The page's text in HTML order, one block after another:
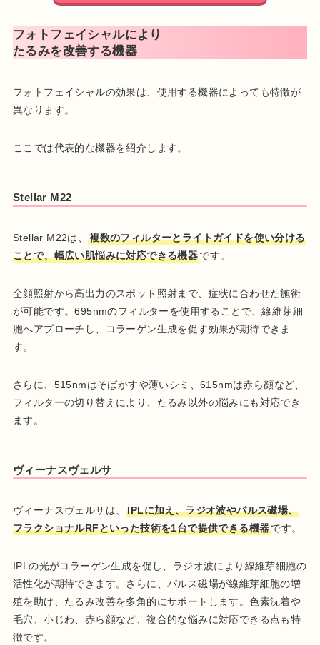
フォトフェイシャルにより
たるみを改善する機器
フォトフェイシャルの効果は、使用する機器によっても特徴が
異なります。
ここでは代表的な機器を紹介します。
Stellar M22
Stellar M22は、複数のフィルターとライトガイドを使い分ける
ことで、幅広い肌悩みに対応できる機器です。
全顔照射から高出力のスポット照射まで、症状に合わせた施術
が可能です。695nmのフィルターを使用することで、線維芽細
胞へアプローチし、コラーゲン生成を促す効果が期待できま
す。
さらに、515nmはそばかすや薄いシミ、615nmは赤ら顔など、
フィルターの切り替えにより、たるみ以外の悩みにも対応でき
ます。
ヴィーナスヴェルサ
ヴィーナスヴェルサは、IPLに加え、ラジオ波やパルス磁場、
フラクショナルRFといった技術を1台で提供できる機器です。
IPLの光がコラーゲン生成を促し、ラジオ波により線維芽細胞の
活性化が期待できます。さらに、パルス磁場が線維芽細胞の増
殖を助け、たるみ改善を多角的にサポートします。色素沈着や
毛穴、小じわ、赤ら顔など、複合的な悩みに対応できる点も特
徴です。